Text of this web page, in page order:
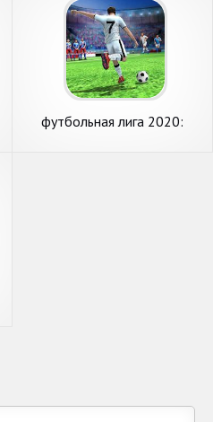
футбольная лига 2020: